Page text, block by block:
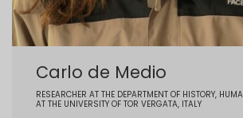
Carlo de Medio
RESEARCHER AT THE DEPARTMENT OF HISTORY,
AT THE UNIVERSITY OF TOR VERGATA, ITALY